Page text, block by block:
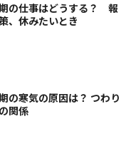
期の仕事はどうする？ 報
、休みたいとき
の寒気の原因は？ つわり
関係